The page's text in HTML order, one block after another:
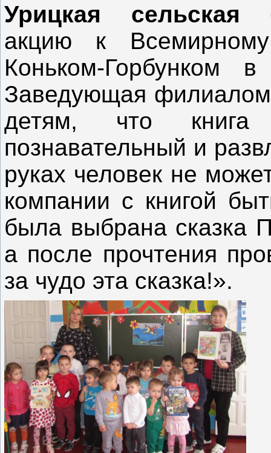
Урицкая сельская
акцию к
Коньком-Горбунком
Заведующая
детям, что книга
познавательный и
руках человек не
компании с книгой
была выбрана сказка
а после прочтения
за чудо эта сказка!».